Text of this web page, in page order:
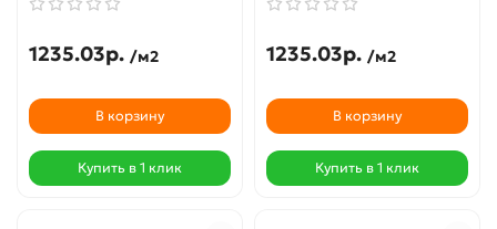
1235.03р. /м2
В корзину
Купить в 1 клик
1235.03р. /м2
В корзину
Купить в 1 клик